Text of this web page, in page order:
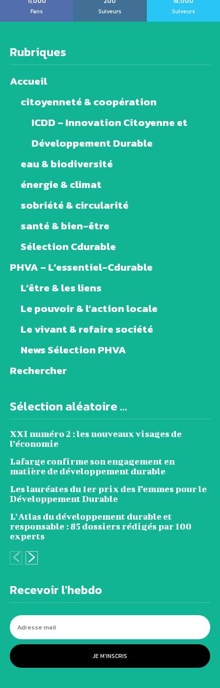
Fans
Suiveurs
Suiveurs
Rubriques
Accueil
citoyenneté & coopération
ICDD – Innovation Citoyenne et
Développement Durable
eau & biodiversité
énergie & climat
sobriété & circularité
santé & bien-être
Sélection Cdurable
PHVA – L’essentiel-Cdurable
L’être & les liens
Le pouvoir & l’action locale
Le vivant & refaire société
News Sélection PHVA
Rechercher
Sélection aléatoire ...
XXI numéro 2 : les nouveaux visages de
l’économie
Lafarge confirme son engagement en
matière de développement durable
Les lauréates du 1er prix des Femmes pour le
Développement Durable
L’Atlas du développement durable et
responsable : 85 dossiers rédigés par 100
experts
Recevoir l'hebdo
JE M'INSCRIS